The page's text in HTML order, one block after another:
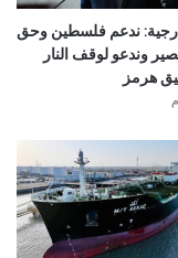
ندعم فلسطين وحق
وندعو لوقف النار
هرمز